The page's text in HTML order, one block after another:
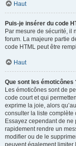
Haut
Puis-je insérer du code
Par mesure de sécurité, il
forum. La majeure partie
code HTML peut être
Haut
Que sont les émoticônes
Les émoticônes sont de
code court et qui
exprime la joie, alors
consulter la liste
Essayez cependant de
rapidement rendre un
modifier ou de le
peuvent également limiter